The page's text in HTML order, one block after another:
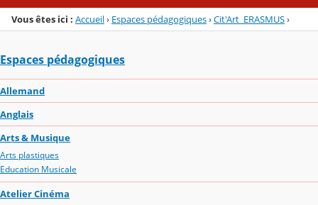
Vous êtes ici : Accueil› Espaces pédagogiques›Cit'Art_ERASMUS›
Espaces pédagogiques
Allemand
Anglais
Arts & Musique
Arts plastiques
Education Musicale
Atelier Cinéma